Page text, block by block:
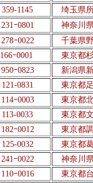
359-1145 埼玉県所
231ｰ0801 神奈川県
278ｰ0022 千葉県
166ｰ0001 東京都杉
950ｰ0823 新潟県
121-0831 東京都
114ｰ0003 東京都
113-0033 東京都
182ｰ0012 東京都
125-0032 東京都
241ｰ0022
神奈川
110ｰ0016 東京都